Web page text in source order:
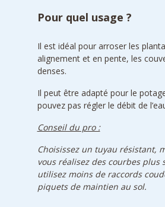
Pour quel usage ?
Il est idéal pour arroser les
alignement et en pente, les
denses.
Il peut être adapté pour le
pouvez pas régler le débit de
Conseil du pro :
Choisissez un tuyau résistant,
vous réalisez des courbes plus
utilisez moins de raccords
piquets de maintien au sol.